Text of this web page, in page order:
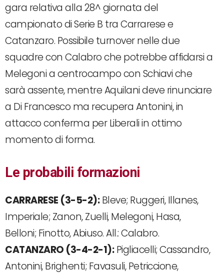
gara relativa alla 28^ giornata del
campionato di Serie B tra Carrarese e
Catanzaro. Possibile turnover nelle due
squadre con Calabro che potrebbe affidarsi a
Melegoni a centrocampo con Schiavi che
sarà assente, mentre Aquilani deve rinunciare
a Di Francesco ma recupera Antonini, in
attacco conferma per Liberali in ottimo
momento di forma.
Le probabili formazioni
CARRARESE (3-5-2):Bleve; Ruggeri, Illanes,
Imperiale; Zanon, Zuelli, Melegoni, Hasa,
Belloni; Finotto, Abiuso. All.: Calabro.
CATANZARO (3-4-2-1):Pigliacelli; Cassandro,
Antonini, Brighenti; Favasuli, Petriccione,